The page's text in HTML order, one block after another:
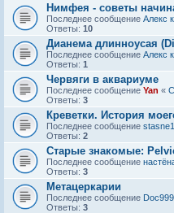
Нимфея - советы
Последнее сообщение Алекс
Ответы: 10
Дианема длинноусая
Последнее сообщение Алекс
Ответы: 1
Червяги в аквариуме
Последнее сообщение Yan «
Ответы: 3
Креветки. История
Последнее сообщение stasne1
Ответы: 2
Старые знакомые:
Последнее сообщение
Ответы: 3
Метацеркарии
Последнее сообщение
Ответы: 3